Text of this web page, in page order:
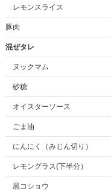
レモンスライス
豚肉
混ぜタレ
ヌックマム
砂糖
オイスターソース
ごま油
にんにく（みじん切り）
レモングラス(下半分）
黒コショウ